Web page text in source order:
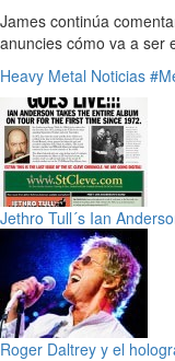
James continúa
anuncies cómo va a ser
Heavy Metal Noticias
Jethro Tull´s Ian
Roger Daltrey y el